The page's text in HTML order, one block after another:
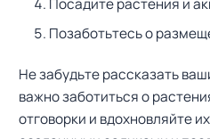
Посадите растения и
Позаботьтесь о
Не забудьте рассказать
важно заботиться о
отговорки и вдохновляйте